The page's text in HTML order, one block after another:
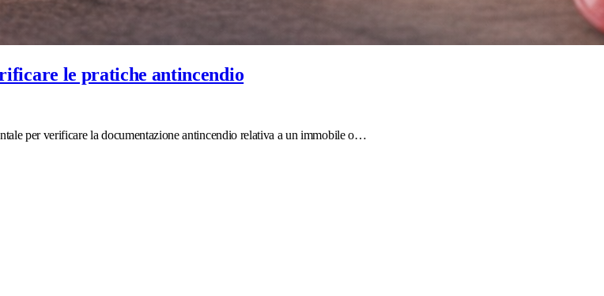
le pratiche antincendio
per verificare la documentazione antincendio relativa a un immobile o…